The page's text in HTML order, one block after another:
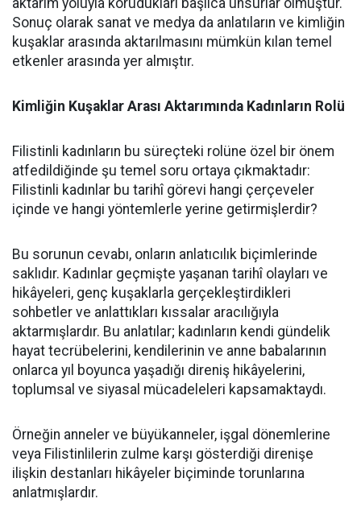
aktarım yoluyla korudukları başlıca unsurlar olmuştur.
Sonuç olarak sanat ve medya da anlatıların ve kimliğin
kuşaklar arasında aktarılmasını mümkün kılan temel
etkenler arasında yer almıştır.
Kimliğin Kuşaklar Arası Aktarımında Kadınların Rolü
Filistinli kadınların bu süreçteki rolüne özel bir önem
atfedildiğinde şu temel soru ortaya çıkmaktadır:
Filistinli kadınlar bu tarihî görevi hangi çerçeveler
içinde ve hangi yöntemlerle yerine getirmişlerdir?
Bu sorunun cevabı, onların anlatıcılık biçimlerinde
saklıdır. Kadınlar geçmişte yaşanan tarihî olayları ve
hikâyeleri, genç kuşaklarla gerçekleştirdikleri
sohbetler ve anlattıkları kıssalar aracılığıyla
aktarmışlardır. Bu anlatılar; kadınların kendi gündelik
hayat tecrübelerini, kendilerinin ve anne babalarının
onlarca yıl boyunca yaşadığı direniş hikâyelerini,
toplumsal ve siyasal mücadeleleri kapsamaktaydı.
Örneğin anneler ve büyükanneler, işgal dönemlerine
veya Filistinlilerin zulme karşı gösterdiği direnişe
ilişkin destanları hikâyeler biçiminde torunlarına
anlatmışlardır.